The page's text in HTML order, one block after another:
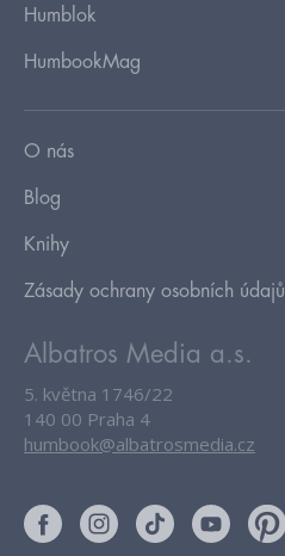
Humblok
HumbookMag
O nás
Blog
Knihy
Zásady ochrany osobních údajů
Albatros Media a.s.
5. května 1746/22
140 00 Praha 4
humbook@albatrosmedia.cz